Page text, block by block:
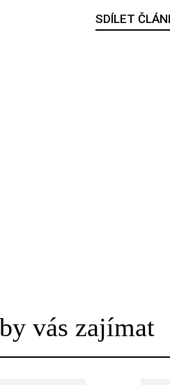
SDÍLET
vás zajímat